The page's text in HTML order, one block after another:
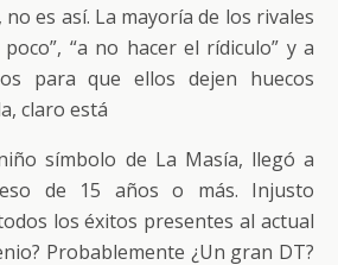
es así. La mayoría de los rivales
“a no hacer el rídiculo” y a
para que ellos dejen huecos
claro está
símbolo de La Masía, llegó a
de 15 años o más. Injusto
los éxitos presentes al actual
Probablemente ¿Un gran DT?